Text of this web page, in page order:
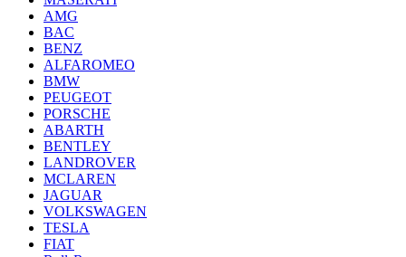
AMG
BAC
BENZ
ALFAROMEO
BMW
PEUGEOT
PORSCHE
ABARTH
BENTLEY
LANDROVER
MCLAREN
JAGUAR
VOLKSWAGEN
TESLA
FIAT